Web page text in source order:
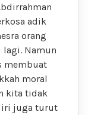
adik
orang
lagi. Namun
membuat
moral
kita tidak
juga turut